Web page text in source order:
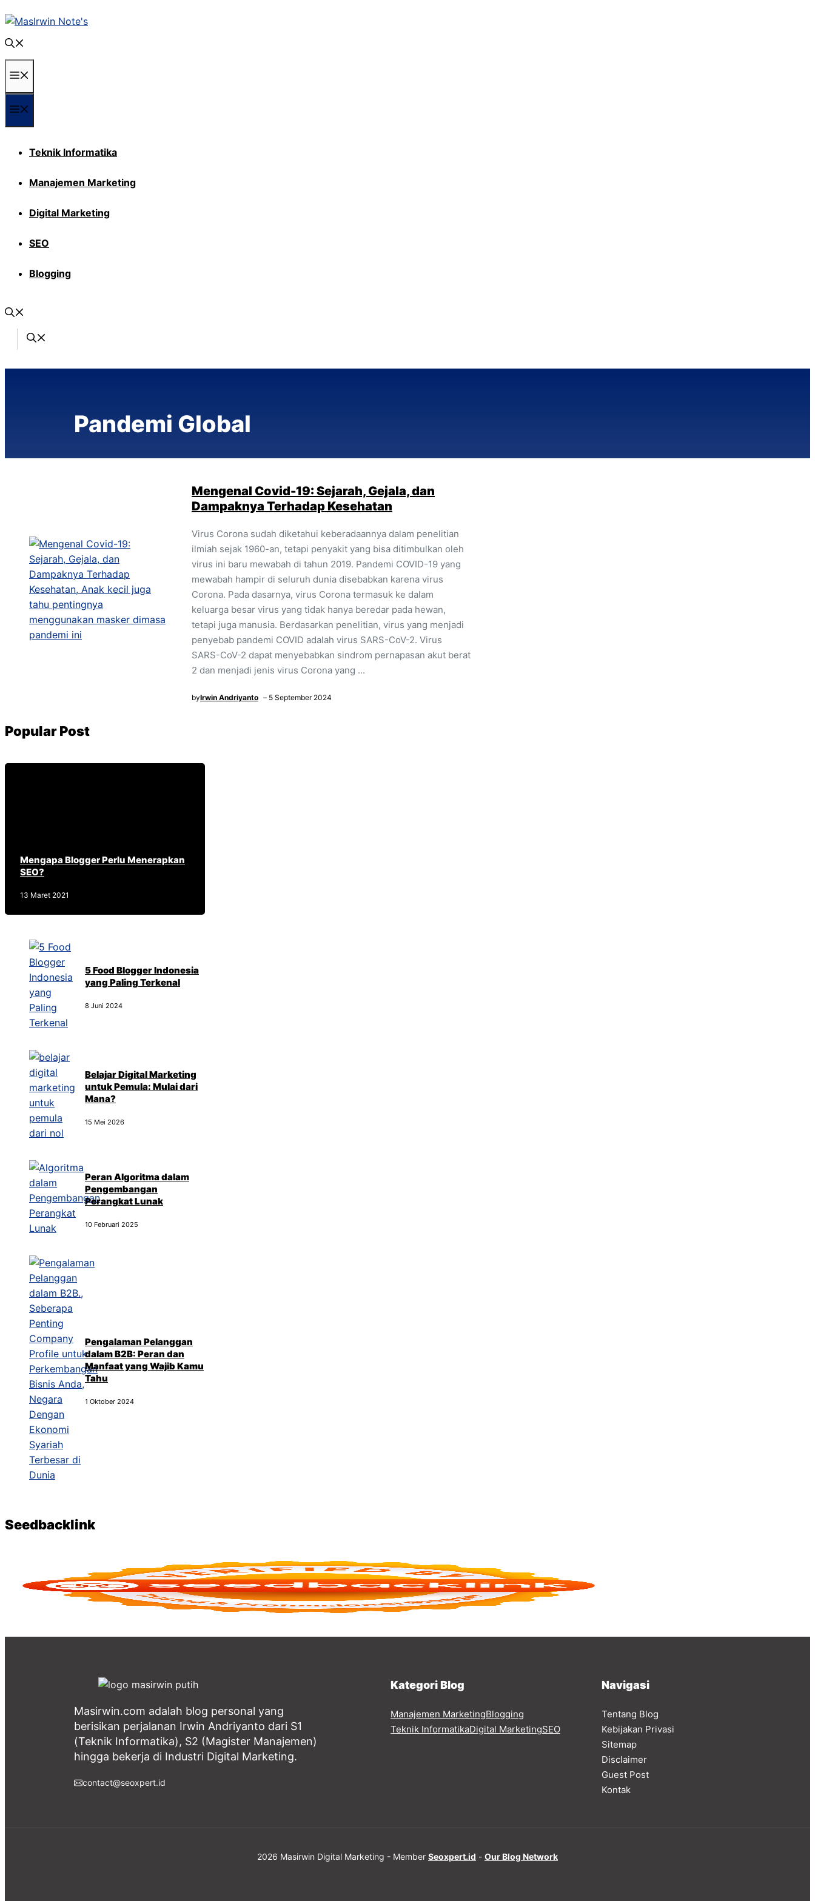
Langsung
ke
isi
Teknik Informatika
Manajemen Marketing
Digital Marketing
SEO
Blogging
Pandemi Global
Mengenal Covid-19: Sejarah, Gejala, dan
Dampaknya Terhadap Kesehatan
Virus Corona sudah diketahui keberadaannya dalam penelitian
ilmiah sejak 1960-an, tetapi penyakit yang bisa ditimbulkan oleh
virus ini baru mewabah di tahun 2019. Pandemi COVID-19 yang
mewabah hampir di seluruh dunia disebabkan karena virus
Corona. Pada dasarnya, virus Corona termasuk ke dalam
keluarga besar virus yang tidak hanya beredar pada hewan,
tetapi juga manusia. Berdasarkan penelitian, virus yang menjadi
penyebab pandemi COVID adalah virus SARS-CoV-2. Virus
SARS-CoV-2 dapat menyebabkan sindrom pernapasan akut berat
2 dan menjadi jenis virus Corona yang ...
byIrwin Andriyanto 5 September 2024
Popular Post
Mengapa Blogger Perlu Menerapkan
SEO?
13 Maret 2021
5 Food Blogger Indonesia
yang Paling Terkenal
8 Juni 2024
Belajar Digital Marketing
untuk Pemula: Mulai dari
Mana?
15 Mei 2026
Peran Algoritma dalam
Pengembangan
Perangkat Lunak
10 Februari 2025
Pengalaman Pelanggan
dalam B2B: Peran dan
Manfaat yang Wajib Kamu
Tahu
1 Oktober 2024
Seedbacklink
Masirwin.com adalah blog personal yang
berisikan perjalanan Irwin Andriyanto dari S1
(Teknik Informatika), S2 (Magister Manajemen)
hingga bekerja di Industri Digital Marketing.
contact@seoxpert.id
Kategori Blog
Manajemen MarketingBlogging
Teknik InformatikaDigital MarketingSEO
Navigasi
Tentang Blog
Kebijakan Privasi
Sitemap
Disclaimer
Guest Post
Kontak
2026 Masirwin Digital Marketing - Member Seoxpert.id - Our Blog Network